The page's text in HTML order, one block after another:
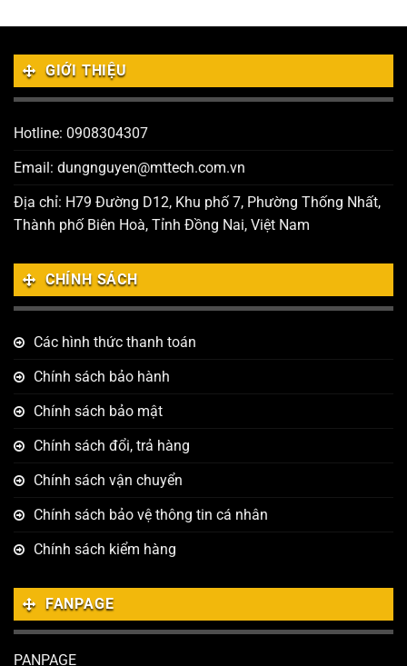
GIỚI THIỆU
Hotline: 0908304307
Email: dungnguyen@mttech.com.vn
Địa chỉ: H79 Đường D12, Khu phố 7, Phường Thống Nhất,
Thành phố Biên Hoà, Tỉnh Đồng Nai, Việt Nam
CHÍNH SÁCH
Các hình thức thanh toán
Chính sách bảo hành
Chính sách bảo mật
Chính sách đổi, trả hàng
Chính sách vận chuyển
Chính sách bảo vệ thông tin cá nhân
Chính sách kiểm hàng
FANPAGE
PANPAGE